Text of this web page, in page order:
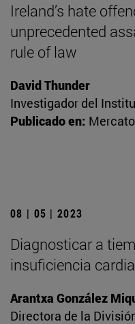
Ireland’s hate
unprecedented
rule of law
David Thunder
Investigador del
Publicado en:
08 | 05 | 2023
Diagnosticar a
insuficiencia
Arantxa González
Directora de la